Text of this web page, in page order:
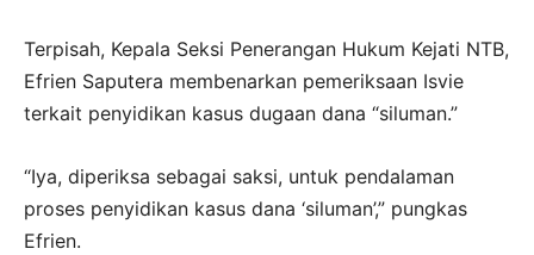
Terpisah, Kepala Seksi Penerangan Hukum Kejati NTB,
Efrien Saputera membenarkan pemeriksaan Isvie
terkait penyidikan kasus dugaan dana “siluman.”
“Iya, diperiksa sebagai saksi, untuk pendalaman
proses penyidikan kasus dana ‘siluman’,” pungkas
Efrien.